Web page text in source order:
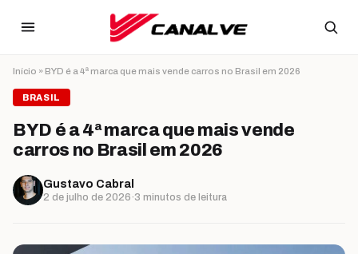
Início » BYD é a 4ª marca que mais vende carros no Brasil em 2026
BRASIL
BYD é a 4ª marca que mais vende
carros no Brasil em 2026
Gustavo Cabral
2 de julho de 2026·3 minutos de leitura